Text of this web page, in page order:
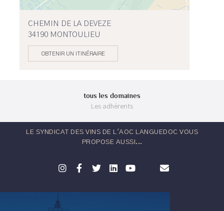
CHEMIN DE LA DEVEZE
34190 MONTOULIEU
OBTENIR UN ITINÉRAIRE
tous les domaines
Les adhérents
LE SYNDICAT DES VINS DE L'AOC LANGUEDOC VOUS
PROPOSE AUSSI...